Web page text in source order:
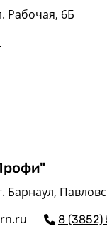
Рабочая, 6Б
Барнаул,
8